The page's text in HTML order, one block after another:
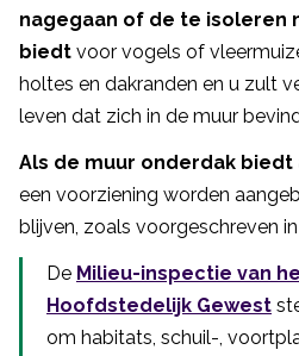
nagegaan of de te isoleren
biedt voor vogels of
holtes en dakranden en u zult
leven dat zich in de muur
Als de muur onderdak biedt
een voorziening worden
blijven, zoals voorgeschreven
De Milieu-inspectie van
Hoofdstedelijk Gewest
om habitats, schuil-,